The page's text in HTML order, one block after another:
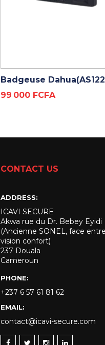
ADD TO CART
Badgeuse
Prix
99 000 FCFA
CONTACT US
ADDRESS:
ICAVI SECURE
Akwa rue du Dr. Bebey Eyidi
(Ancienne SONEL, face
vision confort)
237 Douala
Cameroun
PHONE:
+237 6 57 61 81 62
EMAIL:
contact@icavi-secure.com